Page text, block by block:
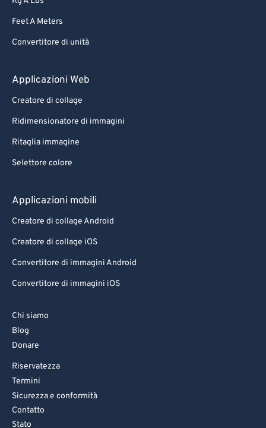
Feet A Meters
Convertitore di unità
Applicazioni Web
Creatore di collage
Ridimensionatore di immagini
Ritaglia immagine
Selettore colore
Applicazioni mobili
Creatore di collage Android
Creatore di collage iOS
Convertitore di immagini Android
Convertitore di immagini iOS
Chi siamo
Blog
Donare
Riservatezza
Termini
Sicurezza e conformità
Contatto
Stato